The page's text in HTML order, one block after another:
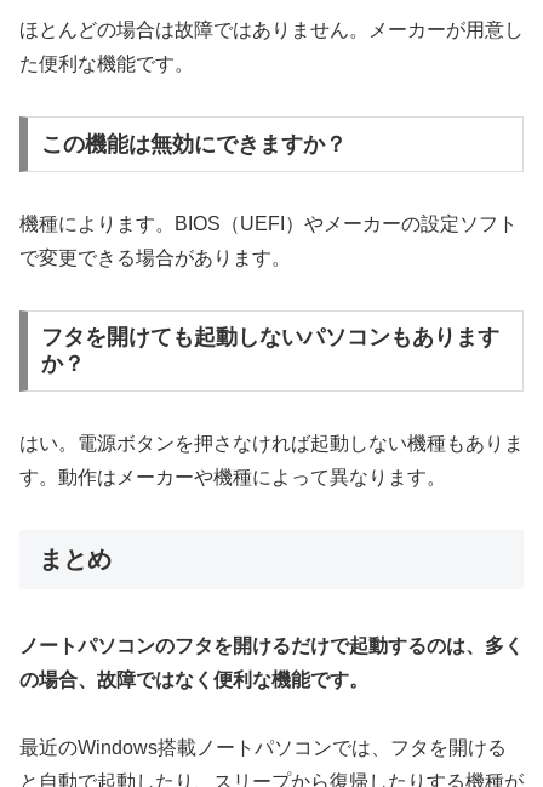
ほとんどの場合は故障ではありません。メーカーが用意し
た便利な機能です。
この機能は無効にできますか？
機種によります。BIOS（UEFI）やメーカーの設定ソフト
で変更できる場合があります。
フタを開けても起動しないパソコンもあります
か？
はい。電源ボタンを押さなければ起動しない機種もありま
す。動作はメーカーや機種によって異なります。
まとめ
ノートパソコンのフタを開けるだけで起動するのは、多く
の場合、故障ではなく便利な機能です。
最近のWindows搭載ノートパソコンでは、フタを開ける
と自動で起動したり、スリープから復帰したりする機種が